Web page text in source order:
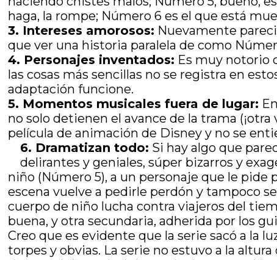
haga, la rompe; Número 6 es el que está
3. Intereses amorosos: Nuevamente
que ver una historia paralela de como
4. Personajes inventados: Es muy notorio
las cosas más sencillas no se registra en
adaptación funcione.
5. Momentos musicales fuera de lugar:
no solo detienen el avance de la trama
película de animación de Disney y no se
6. Dramatizan todo: Si hay algo que
delirantes y geniales, súper bizarros y
niño (Número 5), a un personaje que le pide
escena vuelve a pedirle perdón y tampoco
cuerpo de niño lucha contra viajeros del
buena, y otra secundaria, adherida por los
Creo que es evidente que la serie sacó a la
torpes y obvias. La serie no estuvo a la